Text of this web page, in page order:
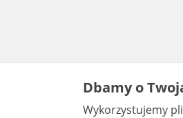
Dbamy o
Wykorzystujemy